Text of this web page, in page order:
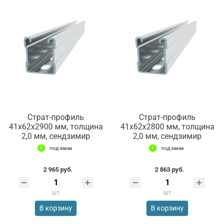
Страт-профиль
41х62х2900 мм, толщина
2,0 мм, сендзимир
под заказ
2 965 руб.
шт
В корзину
Страт-профиль
41х62х2800 мм, толщина
2,0 мм, сендзимир
под заказ
2 863 руб.
шт
В корзину